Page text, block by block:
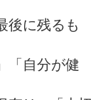
後に残るも
「自分が健